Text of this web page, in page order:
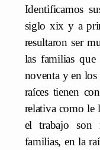
Identificamos
siglo xix y a
resultaron ser
las familias
noventa y en
raíces tienen
relativa como le
el trabajo son
familias, en la